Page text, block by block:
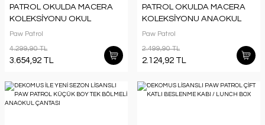
PATROL OKULDA MACERA
KOLEKSİYONU OKUL
ÇANTASI,KALEM
BESLENME KABI OKUL SETİ
Paw Patrol
4.299,90 TL
3.654,92 TL
PATROL OKULDA MACERA
KOLEKSİYONU ANAOKUL
ÇANTASI,500 ML MATARA VE
Paw Patrol
2.499,90 TL
2.124,92 TL